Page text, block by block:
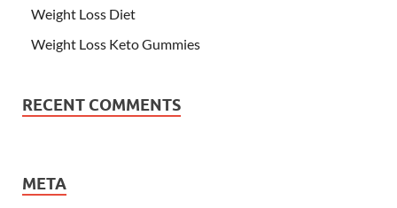
Weight Loss Diet
Weight Loss Keto Gummies
RECENT COMMENTS
META